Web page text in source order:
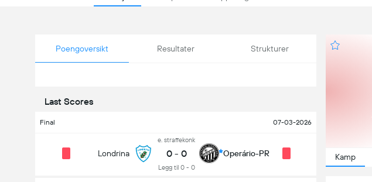
Poengoversikt Resultater Strukturer
Last Scores
Final 07-03-2026
Londrina
e. straffekonk
0 - 0
Legg til 0 - 0
Operário-PR Kamp